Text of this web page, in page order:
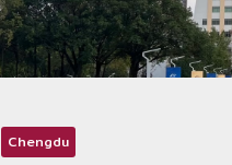
Chengdu